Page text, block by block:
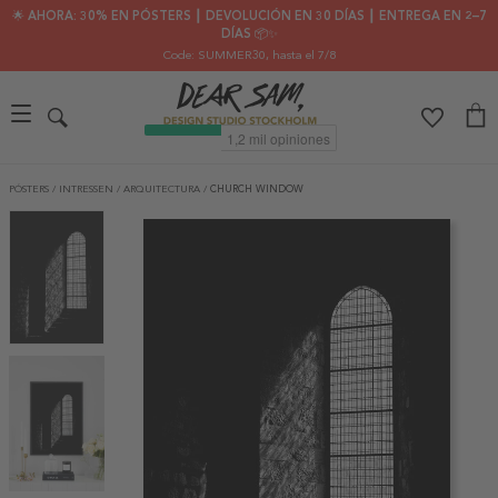
🌟 AHORA: 30% EN PÓSTERS ┃ DEVOLUCIÓN EN 30 DÍAS ┃ ENTREGA EN 2–7
DÍAS 📦✨
Code: SUMMER30, hasta el 7/8
PÓSTERS / INTRESSEN / ARQUITECTURA / CHURCH WINDOW